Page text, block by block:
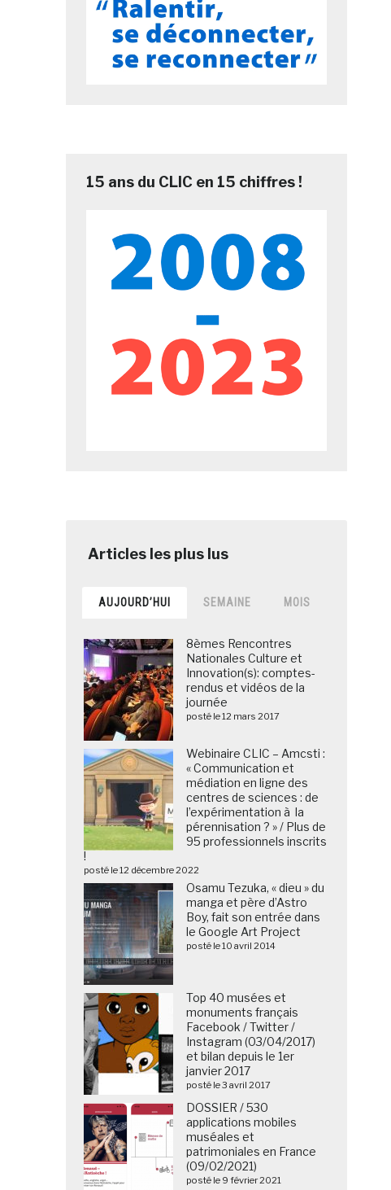
15 ans du CLIC en 15 chiffres !
AUJOURD’HUI SEMAINE MOIS
8èmes Rencontres
Nationales Culture et
Innovation(s): comptes-
rendus et vidéos de la
journée
posté le 12 mars 2017
Webinaire CLIC – Amcsti :
« Communication et
médiation en ligne des
centres de sciences : de
l’expérimentation à la
pérennisation ? » / Plus de
95 professionnels inscrits
!
posté le 12 décembre 2022
Osamu Tezuka, « dieu » du
manga et père d’Astro
Boy, fait son entrée dans
le Google Art Project
posté le 10 avril 2014
Top 40 musées et
monuments français
Facebook / Twitter /
Instagram (03/04/2017)
et bilan depuis le 1er
janvier 2017
posté le 3 avril 2017
DOSSIER / 530
applications mobiles
muséales et
patrimoniales en France
(09/02/2021)
posté le 9 février 2021